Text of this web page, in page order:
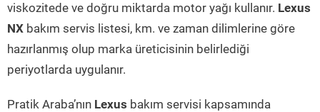
viskozitede ve doğru miktarda motor yağı kullanır. Lexus
NX bakım servis listesi, km. ve zaman dilimlerine göre
hazırlanmış olup marka üreticisinin belirlediği
periyotlarda uygulanır.
Pratik Araba’nın Lexus bakım servisi kapsamında